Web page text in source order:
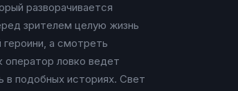
разворачивается
зрителем целую жизнь
а смотреть
оператор ловко ведет
в подобных историях. Свет